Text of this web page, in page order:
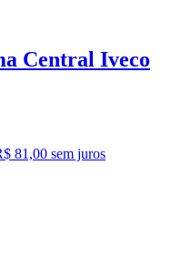
Central Iveco
81,00 sem juros